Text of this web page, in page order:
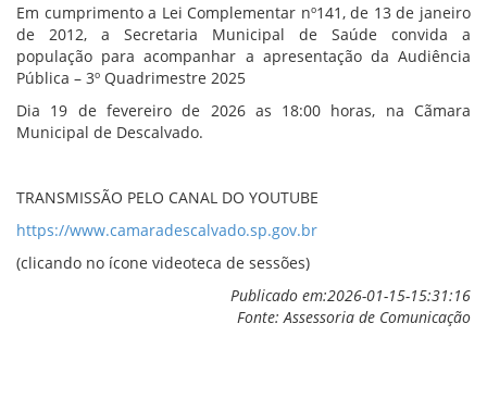
Em cumprimento a Lei Complementar nº141, de 13 de janeiro
de 2012, a Secretaria Municipal de Saúde convida a
população para acompanhar a apresentação da Audiência
Pública – 3º Quadrimestre 2025
Dia 19 de fevereiro de 2026 as 18:00 horas, na Cãmara
Municipal de Descalvado.
TRANSMISSÃO PELO CANAL DO YOUTUBE
https://www.camaradescalvado.sp.gov.br
(clicando no ícone videoteca de sessões)
Publicado em:2026-01-15-15:31:16
Fonte: Assessoria de Comunicação